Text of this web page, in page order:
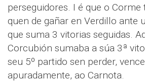
perseguidores. I é que o
quen de gañar en Verdillo ante
que suma 3 vitorias seguidas.
Corcubión sumaba a súa 3ª
seu 5º partido sen perder,
apuradamente, ao Carnota.